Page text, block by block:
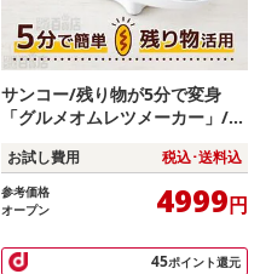
サンコー/残り物が5分で変身
「グルメオムレツメーカー」/M
お試し費用 税込･送料込
参考価格
オープン
4999円
45ポイント還元